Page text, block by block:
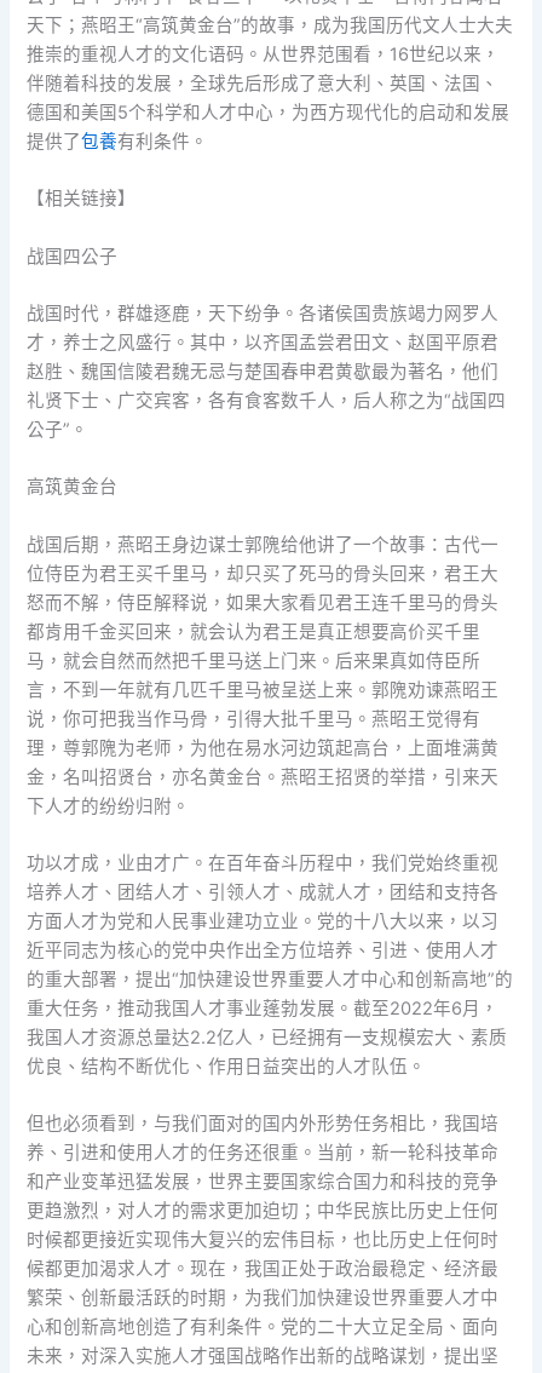
天下；燕昭王“高筑黄金台”的故事，成为我国历代文人士大夫
推崇的重视人才的文化语码。从世界范围看，16世纪以来，
伴随着科技的发展，全球先后形成了意大利、英国、法国、
德国和美国5个科学和人才中心，为西方现代化的启动和发展
提供了包養有利条件。
【相关链接】
战国四公子
战国时代，群雄逐鹿，天下纷争。各诸侯国贵族竭力网罗人
才，养士之风盛行。其中，以齐国孟尝君田文、赵国平原君
赵胜、魏国信陵君魏无忌与楚国春申君黄歇最为著名，他们
礼贤下士、广交宾客，各有食客数千人，后人称之为“战国四
公子”。
高筑黄金台
战国后期，燕昭王身边谋士郭隗给他讲了一个故事：古代一
位侍臣为君王买千里马，却只买了死马的骨头回来，君王大
怒而不解，侍臣解释说，如果大家看见君王连千里马的骨头
都肯用千金买回来，就会认为君王是真正想要高价买千里
马，就会自然而然把千里马送上门来。后来果真如侍臣所
言，不到一年就有几匹千里马被呈送上来。郭隗劝谏燕昭王
说，你可把我当作马骨，引得大批千里马。燕昭王觉得有
理，尊郭隗为老师，为他在易水河边筑起高台，上面堆满黄
金，名叫招贤台，亦名黄金台。燕昭王招贤的举措，引来天
下人才的纷纷归附。
功以才成，业由才广。在百年奋斗历程中，我们党始终重视
培养人才、团结人才、引领人才、成就人才，团结和支持各
方面人才为党和人民事业建功立业。党的十八大以来，以习
近平同志为核心的党中央作出全方位培养、引进、使用人才
的重大部署，提出“加快建设世界重要人才中心和创新高地”的
重大任务，推动我国人才事业蓬勃发展。截至2022年6月，
我国人才资源总量达2.2亿人，已经拥有一支规模宏大、素质
优良、结构不断优化、作用日益突出的人才队伍。
但也必须看到，与我们面对的国内外形势任务相比，我国培
养、引进和使用人才的任务还很重。当前，新一轮科技革命
和产业变革迅猛发展，世界主要国家综合国力和科技的竞争
更趋激烈，对人才的需求更加迫切；中华民族比历史上任何
时候都更接近实现伟大复兴的宏伟目标，也比历史上任何时
候都更加渴求人才。现在，我国正处于政治最稳定、经济最
繁荣、创新最活跃的时期，为我们加快建设世界重要人才中
心和创新高地创造了有利条件。党的二十大立足全局、面向
未来，对深入实施人才强国战略作出新的战略谋划，提出坚